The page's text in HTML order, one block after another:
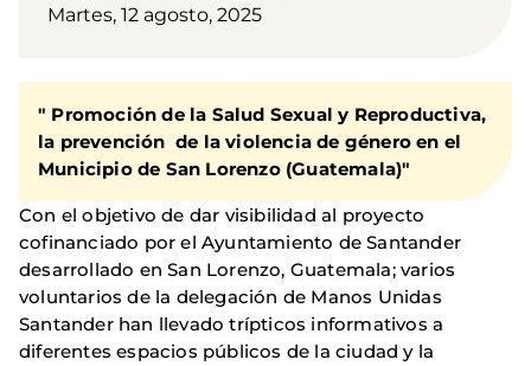
Martes, 12 agosto, 2025
" Promoción de la Salud Sexual y Reproductiva,
la prevención de la violencia de género en el
Municipio de San Lorenzo (Guatemala)"
Con el objetivo de dar visibilidad al proyecto
cofinanciado por el Ayuntamiento de Santander
desarrollado en San Lorenzo, Guatemala; varios
voluntarios de la delegación de Manos Unidas
Santander han llevado trípticos informativos a
diferentes espacios públicos de la ciudad y la